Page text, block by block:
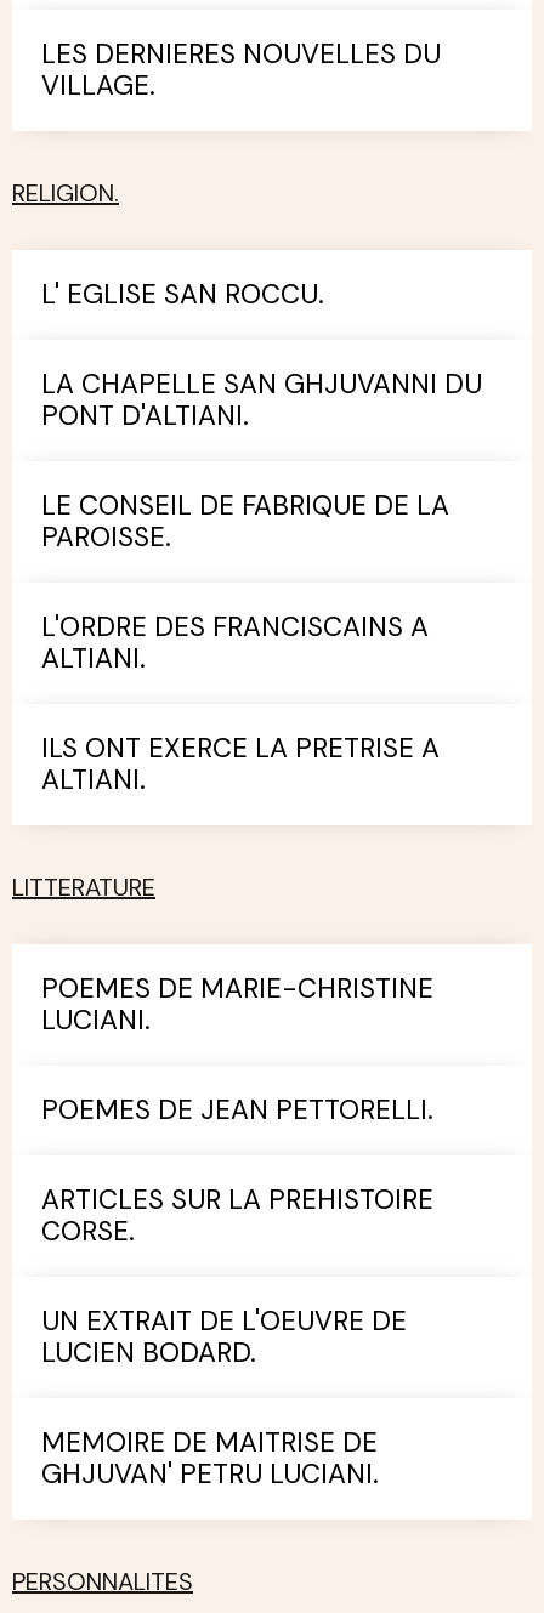
LES DERNIERES NOUVELLES DU
VILLAGE.
RELIGION.
L' EGLISE SAN ROCCU.
LA CHAPELLE SAN GHJUVANNI DU
PONT D'ALTIANI.
LE CONSEIL DE FABRIQUE DE LA
PAROISSE.
L'ORDRE DES FRANCISCAINS A
ALTIANI.
ILS ONT EXERCE LA PRETRISE A
ALTIANI.
LITTERATURE
POEMES DE MARIE-CHRISTINE
LUCIANI.
POEMES DE JEAN PETTORELLI.
ARTICLES SUR LA PREHISTOIRE
CORSE.
UN EXTRAIT DE L'OEUVRE DE
LUCIEN BODARD.
MEMOIRE DE MAITRISE DE
GHJUVAN' PETRU LUCIANI.
PERSONNALITES